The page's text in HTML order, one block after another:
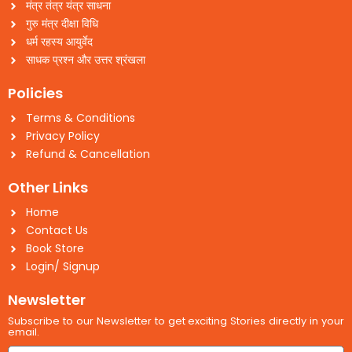
मंत्र तंत्र यंत्र साधना
गुरु मंत्र दीक्षा विधि
धर्म रहस्य आयुर्वेद
साधक प्रश्न और उत्तर श्रंखला
Policies
Terms & Conditions
Privacy Policy
Refund & Cancellation
Other Links
Home
Contact Us
Book Store
Login/ Signup
Newsletter
Subscribe to our Newsletter to get exciting Stories directly in your
email.